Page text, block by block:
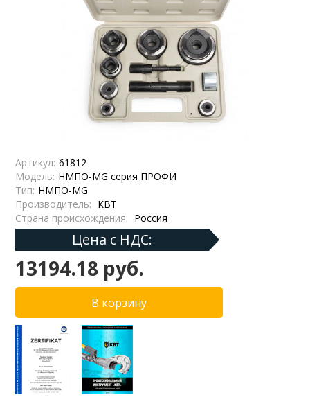
Артикул: 61812
Модель: НМПО-MG серия ПРОФИ
Тип: НМПО-MG
Производитель: КВТ
Страна происхождения: Россия
Цена с НДС:
13194.18 руб.